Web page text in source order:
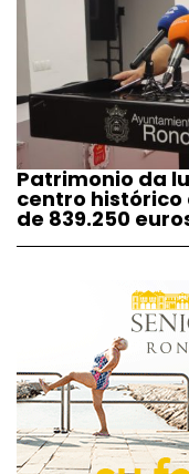
Patrimonio da
centro histórico
de 839.250